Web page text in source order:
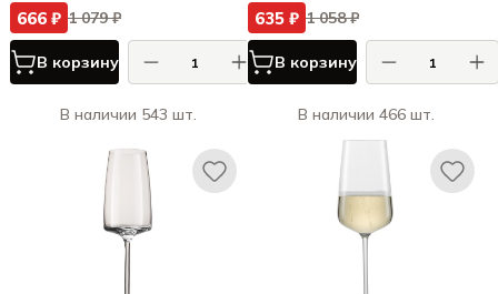
666 ₽ 1 079 ₽
В корзину
В наличии 543 шт.
635 ₽ 1 058 ₽
В корзину
В наличии 466 шт.